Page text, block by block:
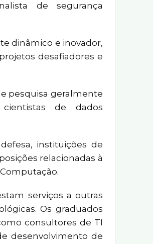
de segurança
dinâmico e inovador,
desafiadores e
pesquisa geralmente
de dados
instituições de
relacionadas à
serviços a outras
Os graduados
consultores de TI
desenvolvimento de